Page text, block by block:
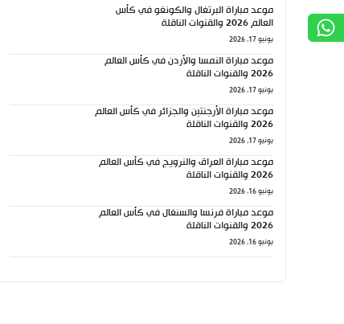
موعد مباراة البرتغال والكونغو في كأس
العالم 2026 والقنوات الناقلة
يونيو 17, 2026
موعد مباراة النمسا والأردن في كأس العالم
2026 والقنوات الناقلة
يونيو 17, 2026
موعد مباراة الأرجنتين والجزائر في كأس العالم
2026 والقنوات الناقلة
يونيو 17, 2026
موعد مباراة العراق والنرويج في كأس العالم
2026 والقنوات الناقلة
يونيو 16, 2026
موعد مباراة فرنسا والسنغال في كأس العالم
2026 والقنوات الناقلة
يونيو 16, 2026